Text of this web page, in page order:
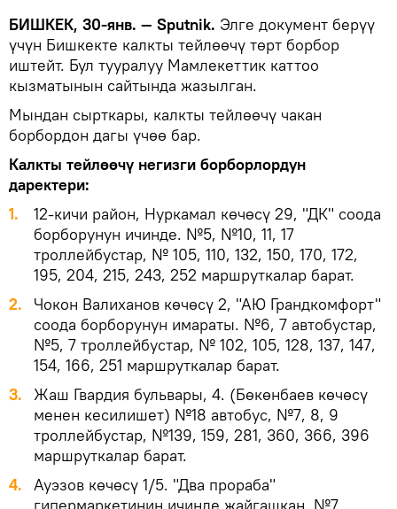
БИШКЕК, 30-янв. — Sputnik. Элге документ берүү
үчүн Бишкекте калкты тейлөөчү төрт борбор
иштейт. Бул тууралуу Мамлекеттик каттоо
кызматынын сайтында жазылган.
Мындан сырткары, калкты тейлөөчү чакан
борбордон дагы үчөө бар.
Калкты тейлөөчү негизги борборлордун
даректери:
12-кичи район, Нуркамал көчөсү 29, "ДК" соода
борборунун ичинде. №5, №10, 11, 17
троллейбустар, № 105, 110, 132, 150, 170, 172,
195, 204, 215, 243, 252 маршруткалар барат.
Чокон Валиханов көчөсү 2, "АЮ Грандкомфорт"
соода борборунун имараты. №6, 7 автобустар,
№5, 7 троллейбустар, № 102, 105, 128, 137, 147,
154, 166, 251 маршруткалар барат.
Жаш Гвардия бульвары, 4. (Бөкөнбаев көчөсү
менен кесилишет) №18 автобус, №7, 8, 9
троллейбустар, №139, 159, 281, 360, 366, 396
маршруткалар барат.
Ауэзов көчөсү 1/5. "Два прораба"